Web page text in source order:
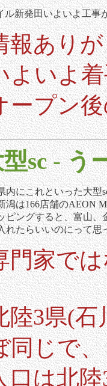
ル新発田いよいよ工事
報あり
よいよ
ープン
sc-う
内にこれといった大
潟は166店舗のAEON
ピングすると、富山
れたらいいのにって思
門家で
陸3県(石
同じで、
口は北